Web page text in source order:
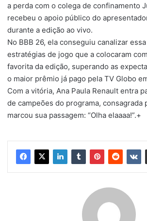
a perda com o colega de confinamento
recebeu o apoio público do
durante a edição ao vivo.
No BBB 26, ela conseguiu canalizar
estratégias de jogo que a colocaram
favorita da edição, superando as
o maior prêmio já pago pela TV Globo
Com a vitória, Ana Paula Renault entra
de campeões do programa, consagrada
marcou sua passagem: “Olha elaaaa!”.+